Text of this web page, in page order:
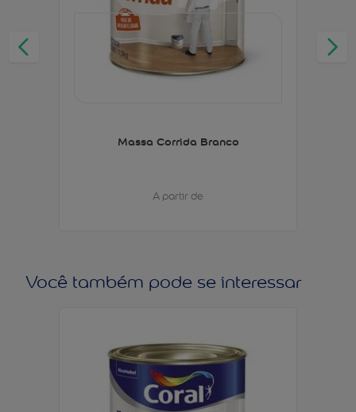
Massa Corrida Branco
A partir de
Você também pode se interessar